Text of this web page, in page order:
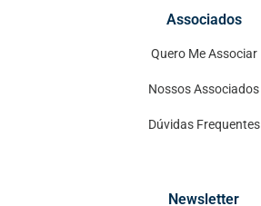
Associados
Quero Me Associar
Nossos Associados
Dúvidas Frequentes
Newsletter